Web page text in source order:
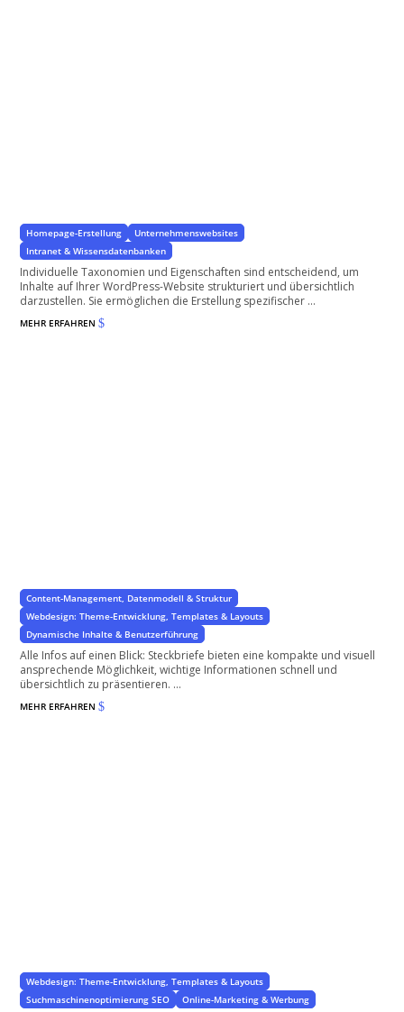
Homepage-Erstellung
Unternehmenswebsites
Intranet & Wissensdatenbanken
Individuelle Taxonomien und Eigenschaften sind entscheidend, um
Inhalte auf Ihrer WordPress-Website strukturiert und übersichtlich
darzustellen. Sie ermöglichen die Erstellung spezifischer ...
MEHR ERFAHREN$
Content-Management, Datenmodell & Struktur
Webdesign: Theme-Entwicklung, Templates & Layouts
Dynamische Inhalte & Benutzerführung
Alle Infos auf einen Blick: Steckbriefe bieten eine kompakte und visuell
ansprechende Möglichkeit, wichtige Informationen schnell und
übersichtlich zu präsentieren. ...
MEHR ERFAHREN$
Webdesign: Theme-Entwicklung, Templates & Layouts
Suchmaschinenoptimierung SEO
Online-Marketing & Werbung